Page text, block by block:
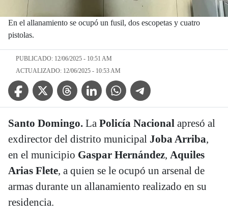
En el allanamiento se ocupó un fusil, dos escopetas y cuatro
pistolas.
PUBLICADO: 12/06/2025 - 10:51 AM
ACTUALIZADO: 12/06/2025 - 10:53 AM
Facebook IconTwitter IconThreads IconLinkedin IconWhatsApp IconTelegram Icon
Santo Domingo. La Policía Nacional apresó al
exdirector del distrito municipal Joba Arriba,
en el municipio Gaspar Hernández, Aquiles
Arias Flete, a quien se le ocupó un arsenal de
armas durante un allanamiento realizado en su
residencia.